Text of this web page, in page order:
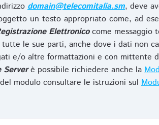
domain@telecomitalia.sm, deve
un testo appropriato come, ad
Elettronicocome messaggio
le sue parti, anche dove i dati non
e/o altre formattazioni e con mittente
Serverè possibile richiedere anche la
modulo consultare le istruzioni sul